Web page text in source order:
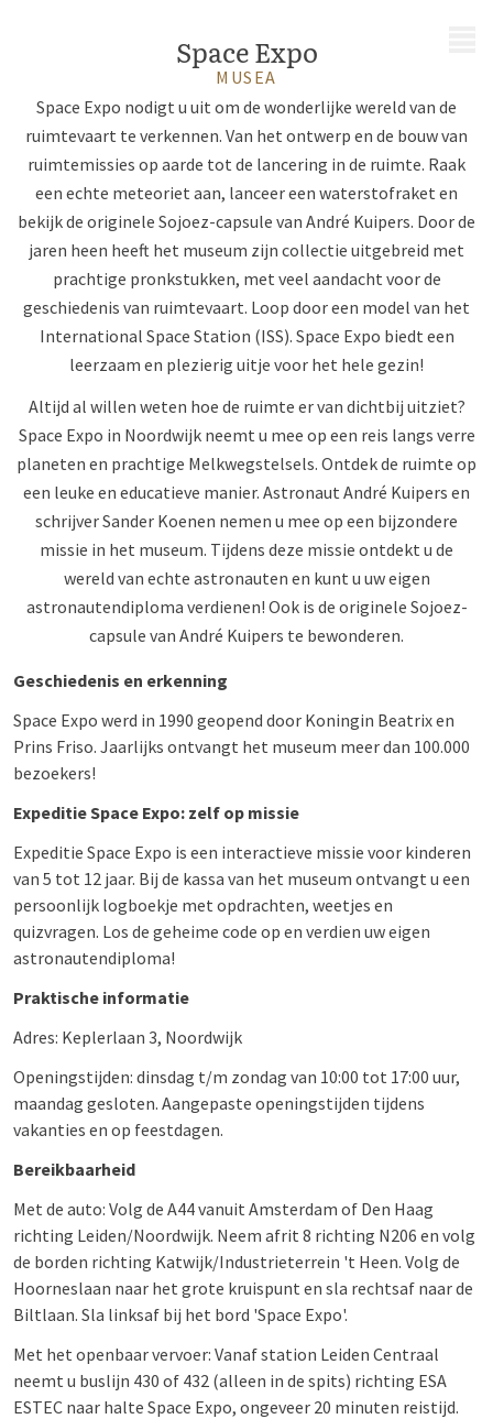
Space Expo
MUSEA
Space Expo nodigt u uit om de wonderlijke wereld van de
ruimtevaart te verkennen. Van het ontwerp en de bouw van
ruimtemissies op aarde tot de lancering in de ruimte. Raak
een echte meteoriet aan, lanceer een waterstofraket en
bekijk de originele Sojoez-capsule van André Kuipers. Door de
jaren heen heeft het museum zijn collectie uitgebreid met
prachtige pronkstukken, met veel aandacht voor de
geschiedenis van ruimtevaart. Loop door een model van het
International Space Station (ISS). Space Expo biedt een
leerzaam en plezierig uitje voor het hele gezin!
Altijd al willen weten hoe de ruimte er van dichtbij uitziet?
Space Expo in Noordwijk neemt u mee op een reis langs verre
planeten en prachtige Melkwegstelsels. Ontdek de ruimte op
een leuke en educatieve manier. Astronaut André Kuipers en
schrijver Sander Koenen nemen u mee op een bijzondere
missie in het museum. Tijdens deze missie ontdekt u de
wereld van echte astronauten en kunt u uw eigen
astronautendiploma verdienen! Ook is de originele Sojoez-
capsule van André Kuipers te bewonderen.
Geschiedenis en erkenning
Space Expo werd in 1990 geopend door Koningin Beatrix en
Prins Friso. Jaarlijks ontvangt het museum meer dan 100.000
bezoekers!
Expeditie Space Expo: zelf op missie
Expeditie Space Expo is een interactieve missie voor kinderen
van 5 tot 12 jaar. Bij de kassa van het museum ontvangt u een
persoonlijk logboekje met opdrachten, weetjes en
quizvragen. Los de geheime code op en verdien uw eigen
astronautendiploma!
Praktische informatie
Adres: Keplerlaan 3, Noordwijk
Openingstijden: dinsdag t/m zondag van 10:00 tot 17:00 uur,
maandag gesloten. Aangepaste openingstijden tijdens
vakanties en op feestdagen.
Bereikbaarheid
Met de auto: Volg de A44 vanuit Amsterdam of Den Haag
richting Leiden/Noordwijk. Neem afrit 8 richting N206 en volg
de borden richting Katwijk/Industrieterrein 't Heen. Volg de
Hoorneslaan naar het grote kruispunt en sla rechtsaf naar de
Biltlaan. Sla linksaf bij het bord 'Space Expo'.
Met het openbaar vervoer: Vanaf station Leiden Centraal
neemt u buslijn 430 of 432 (alleen in de spits) richting ESA
ESTEC naar halte Space Expo, ongeveer 20 minuten reistijd.